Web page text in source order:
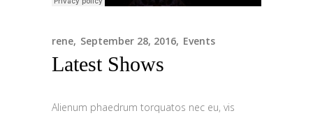
rene September 28, 2016 Events
Latest Shows
Alienum phaedrum torquatos nec eu, vis